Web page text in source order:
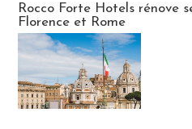
Rocco Forte Hotels rénove
Florence et Rome